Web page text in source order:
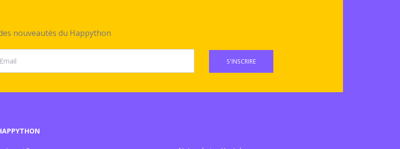
nouveautés du Happython
S'INSCRIRE